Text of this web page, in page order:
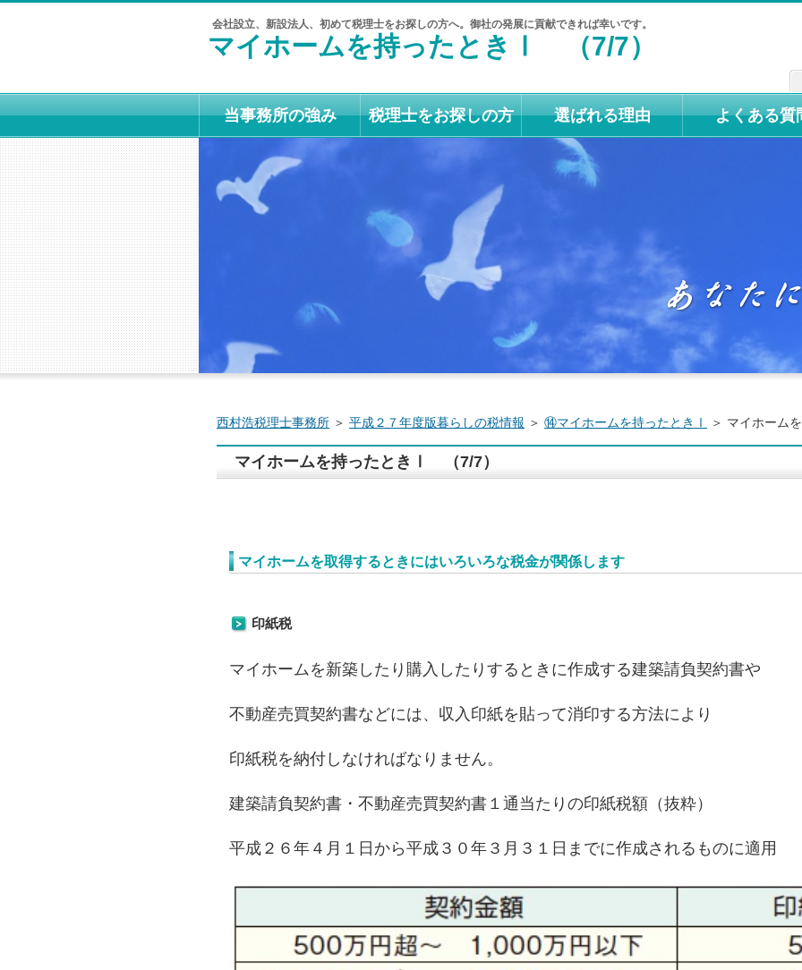
会社設立、新設法人、初めて税理士をお探しの方へ。御社の発展に貢献できれば幸いです。
マイホームを持ったときⅠ （7/7）
西村浩税理士事務所 ＞ 平成２７年度版暮らしの税情報 ＞ ⑭マイホームを持ったときⅠ ＞ マイホーム
マイホームを持ったときⅠ （7/7）
マイホームを取得するときにはいろいろな税金が関係します
印紙税
マイホームを新築したり購入したりするときに作成する建築請負契約書や
不動産売買契約書などには、収入印紙を貼って消印する方法により
印紙税を納付しなければなりません。
建築請負契約書・不動産売買契約書１通当たりの印紙税額（抜粋）
平成２６年４月１日から平成３０年３月３１日までに作成されるものに適用
当事務所の強み 税理士をお探しの方 選ばれる理由 よくある質